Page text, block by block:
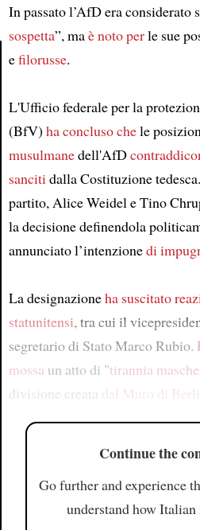
In passato l’AfD era considerato
sospetta”, maè noto perle sue
efilorusse.
L'Ufficio federale per la
(BfV) ha concluso chele
musulmanedell'AfD
sanciti dalla Costituzione
partito, Alice Weidel e Tino
la decisione definendola
annunciato l’intenzionedi
La designazioneha suscitato
statunitensi, tra cui il
segretario di Stato Marco Rubio.
mossa un atto di "tirannia
divisione creata dal Muro di
Continue the
Go further and experience
understand how